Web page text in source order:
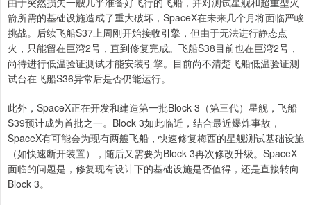
箭所需的基础设施造成了重大破坏，SpaceX在未来几个月将面临严峻
挑战。后续飞船S37上周刚开始接收引擎，但由于无法进行静态点
火，只能留在巨湾2号，直到修复完成。飞船S38目前也在巨湾2号，
尚待进行低温验证测试才能安装引擎。目前尚不清楚飞船低温验证测
试台在飞船S36异常后是否仍能运行。
此外，SpaceX正在开发和建造第一批Block 3（第三代）星舰，飞船
S39预计成为首批之一。Block 3如此临近，结合最近爆炸事故，
SpaceX有可能会为现有两艘飞船，快速修复梅西的星舰测试基础设施
（如快速断开装置），随后又需要为Block 3再次修改升级。SpaceX
面临的问题是，修复现有设计下的基础设施是否值得，还是直接转向
Block 3。